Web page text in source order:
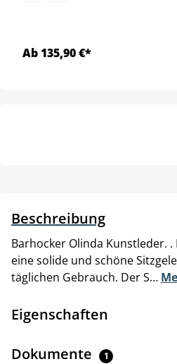
Ab 135,90 €*
Beschreibung
Barhocker Olinda Kunstleder.
eine solide und schöne
täglichen Gebrauch. Der S…
Eigenschaften
Dokumente 1